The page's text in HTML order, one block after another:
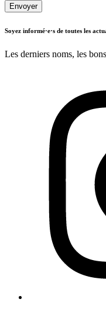
Envoyer
Soyez informé·e·s de toutes les
Les derniers noms, les